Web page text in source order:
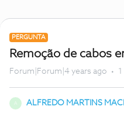
PERGUNTA
Remoção de cabos
Forum|Forum|4 years ago
A ALFREDO MARTINS